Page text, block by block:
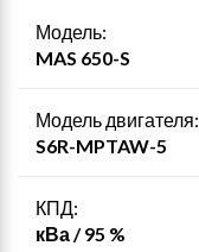
Модель:
MAS 650-S
Модель двигателя:
S6R-MPTAW-5
КПД:
кВа / 95 %